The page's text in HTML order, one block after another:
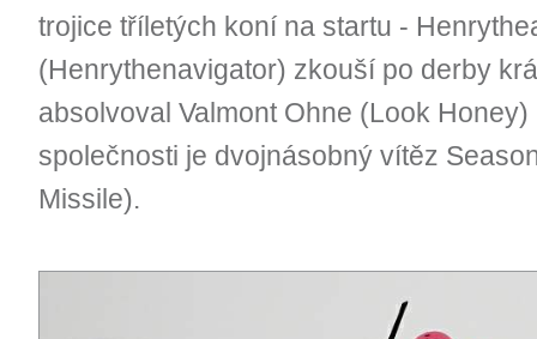
trojice tříletých koní na startu -
(Henrythenavigator) zkouší po derby
absolvoval Valmont Ohne (Look
společnosti je dvojnásobný vítěz
Missile).